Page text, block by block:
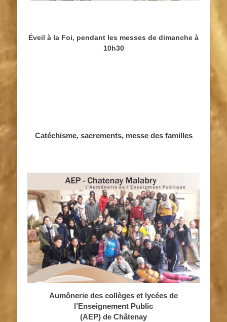
Éveil à la Foi, pendant les messes de dimanche à
10h30
Catéchisme, sacrements, messe des familles
Aumônerie des collèges et lycées de
l’Enseignement Public
(AEP) de Châtenay